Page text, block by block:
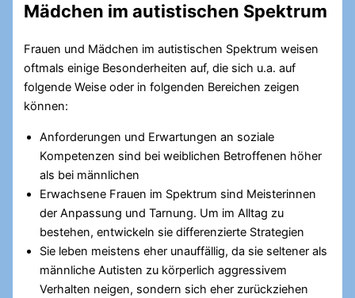
Mädchen im autistischen Spektrum
Frauen und Mädchen im autistischen Spektrum weisen
oftmals einige Besonderheiten auf, die sich u.a. auf
folgende Weise oder in folgenden Bereichen zeigen
können:
Anforderungen und Erwartungen an soziale
Kompetenzen sind bei weiblichen Betroffenen höher
als bei männlichen
Erwachsene Frauen im Spektrum sind Meisterinnen
der Anpassung und Tarnung. Um im Alltag zu
bestehen, entwickeln sie differenzierte Strategien
Sie leben meistens eher unauffällig, da sie seltener als
männliche Autisten zu körperlich aggressivem
Verhalten neigen, sondern sich eher zurückziehen